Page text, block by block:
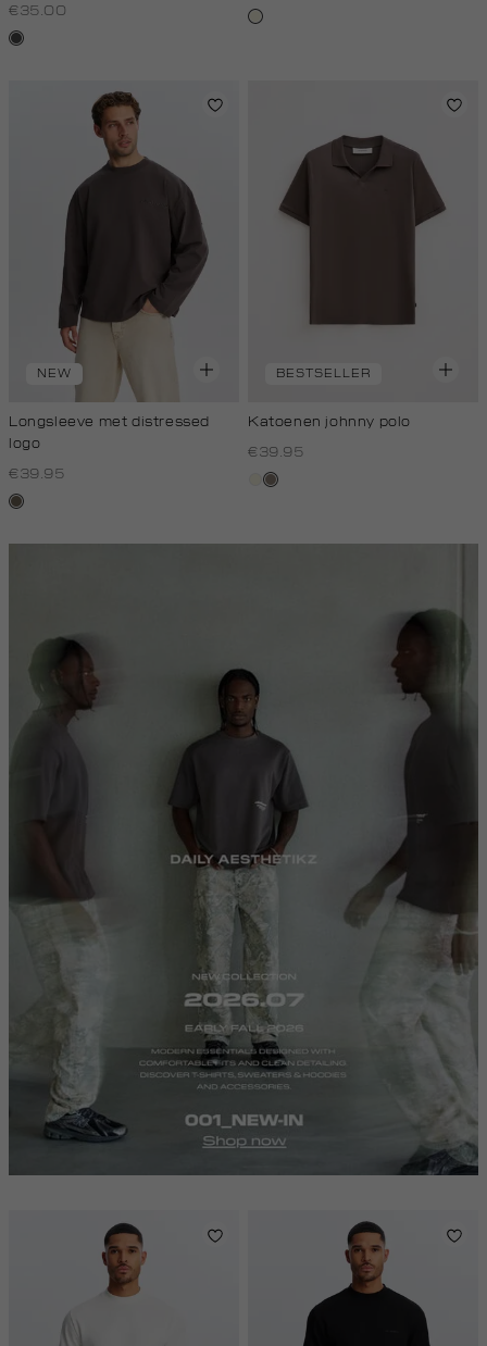
€35.00
donkergrijs
wit,
NEW
Longsleeve met distressed
logo
€39.95
lichtbruin
BESTSELLER
Katoenen johnny polo
€39.95
wit,klei